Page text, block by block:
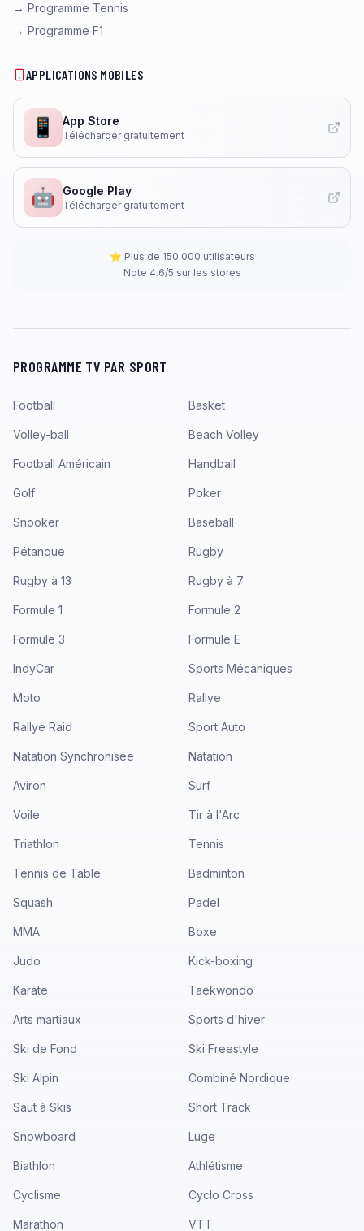
→ Programme Tennis
→ Programme F1
APPLICATIONS MOBILES
📱 App Store
Télécharger gratuitement
🤖 Google Play
Télécharger gratuitement
⭐ Plus de 150 000 utilisateurs
Note 4.6/5 sur les stores
PROGRAMME TV PAR SPORT
Football Basket
Volley-ball Beach Volley
Football Américain Handball
Golf Poker
Snooker Baseball
Pétanque Rugby
Rugby à 13 Rugby à 7
Formule 1 Formule 2
Formule 3 Formule E
IndyCar Sports Mécaniques
Moto Rallye
Rallye Raid Sport Auto
Natation Synchronisée Natation
Aviron Surf
Voile Tir à l'Arc
Triathlon Tennis
Tennis de Table Badminton
Squash Padel
MMA Boxe
Judo Kick-boxing
Karate Taekwondo
Arts martiaux Sports d'hiver
Ski de Fond Ski Freestyle
Ski Alpin Combiné Nordique
Saut à Skis Short Track
Snowboard Luge
Biathlon Athlétisme
Cyclisme Cyclo Cross
Marathon VTT